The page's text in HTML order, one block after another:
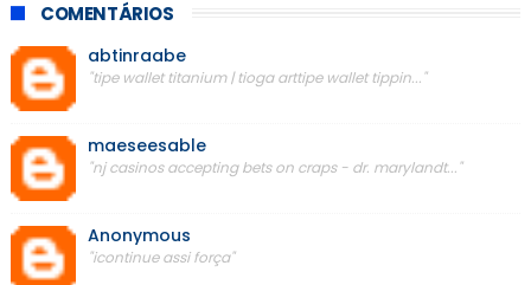
COMENTÁRIOS
abtinraabe
"tipe wallet titanium | tioga arttipe wallet tippin..."
maeseesable
"nj casinos accepting bets on craps - dr. marylandt..."
Anonymous
"icontinue assi força"